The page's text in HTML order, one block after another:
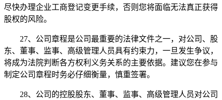
尽快办理企业工商登记变更手续，否则您将面临无法真正获得
股权的风险。
27、公司章程是公司最重要的法律文件之一，对公司、股
东、董事、监事、高级管理人员具有约束力，一旦发生争议，
将成为法院判断各方权利义务关系的主要依据。建议您在参与
制定公司章程时务必仔细衡量，慎重签署。
28、公司的控股股东、董事、监事、高级管理人员对公司